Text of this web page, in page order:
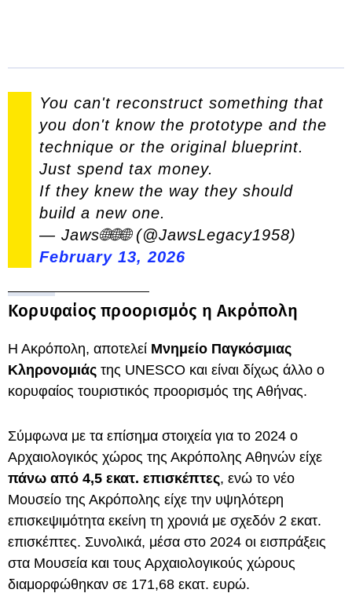
You can't reconstruct something that
you don't know the prototype and the
technique or the original blueprint.
Just spend tax money.
If they knew the way they should
build a new one.
— Jaws🌐🌐🌐 (@JawsLegacy1958)
February 13, 2026
Κορυφαίος προορισμός η Ακρόπολη
Η Ακρόπολη, αποτελεί Μνημείο Παγκόσμιας
Κληρονομιάς της UNESCO και είναι δίχως άλλο ο
κορυφαίος τουριστικός προορισμός της Αθήνας.
Σύμφωνα με τα επίσημα στοιχεία για το 2024 ο
Αρχαιολογικός χώρος της Ακρόπολης Αθηνών είχε
πάνω από 4,5 εκατ. επισκέπτες, ενώ το νέο
Μουσείο της Ακρόπολης είχε την υψηλότερη
επισκεψιμότητα εκείνη τη χρονιά με σχεδόν 2 εκατ.
επισκέπτες. Συνολικά, μέσα στο 2024 οι εισπράξεις
στα Μουσεία και τους Αρχαιολογικούς χώρους
διαμορφώθηκαν σε 171,68 εκατ. ευρώ.